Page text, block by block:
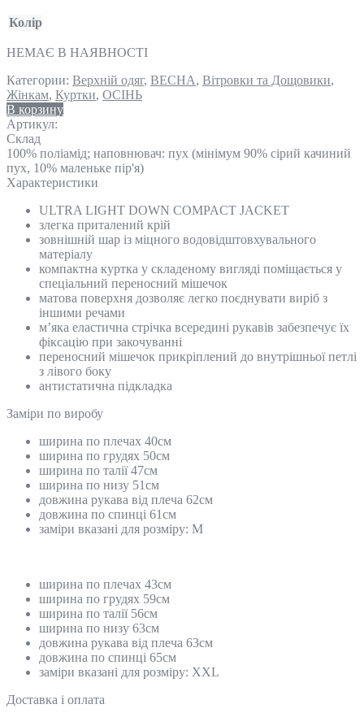
Колір
НЕМАЄ В НАЯВНОСТІ
Категории: Верхній одяг, ВЕСНА, Вітровки та Дощовики,
Жінкам, Куртки, ОСІНЬ
В корзину
Артикул:
Склад
100% поліамід; наповнювач: пух (мінімум 90% сірий качиний
пух, 10% маленьке пір'я)
Характеристики
ULTRA LIGHT DOWN COMPACT JACKET
злегка приталений крій
зовнішній шар із міцного водовідштовхувального
матеріалу
компактна куртка у складеному вигляді поміщається у
спеціальний переносний мішечок
матова поверхня дозволяє легко поєднувати виріб з
іншими речами
м’яка еластична стрічка всередині рукавів забезпечує їх
фіксацію при закочуванні
переносний мішечок прикріплений до внутрішньої петлі
з лівого боку
антистатична підкладка
Замiри по виробу
ширина по плечах 40см
ширина по грудях 50см
ширина по талії 47см
ширина по низу 51см
довжина рукава від плеча 62см
довжина по спинці 61см
заміри вказані для розміру: М
ширина по плечах 43см
ширина по грудях 59см
ширина по талії 56см
ширина по низу 63см
довжина рукава від плеча 63см
довжина по спинці 65см
заміри вказані для розміру: XXL
Доставка і оплата